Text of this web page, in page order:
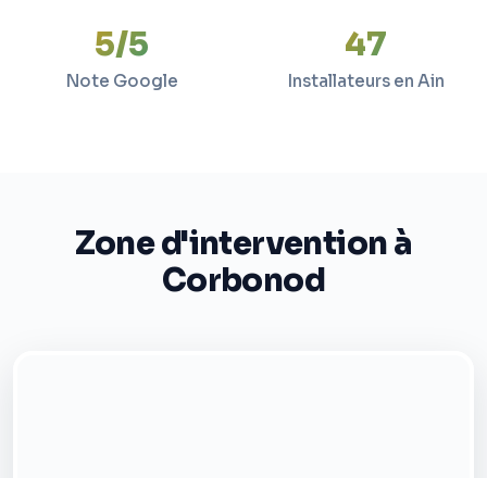
5/5
Note Google
47
Installateurs en Ain
Zone d'intervention à
Corbonod